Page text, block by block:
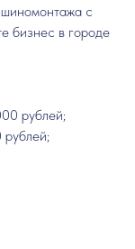
с
бизнес в городе
рублей;
рублей;